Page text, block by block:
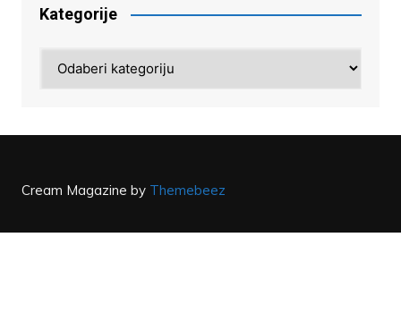
Kategorije
Cream Magazine by Themebeez